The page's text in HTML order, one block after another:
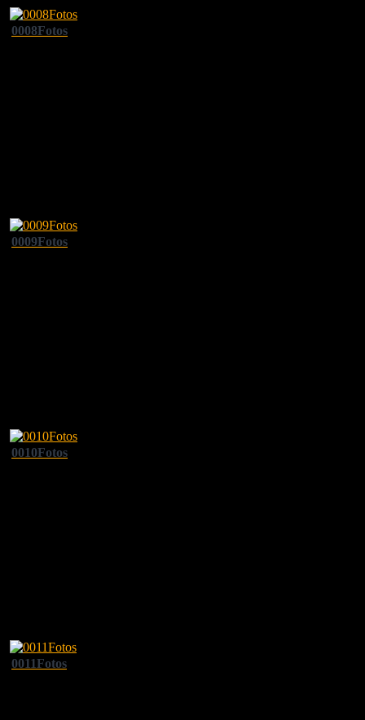
0008Fotos
0009Fotos
0010Fotos
0011Fotos